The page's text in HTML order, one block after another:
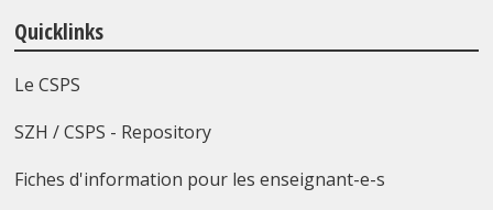
Quicklinks
Le CSPS
SZH / CSPS - Repository
Fiches d'information pour les enseignant-e-s